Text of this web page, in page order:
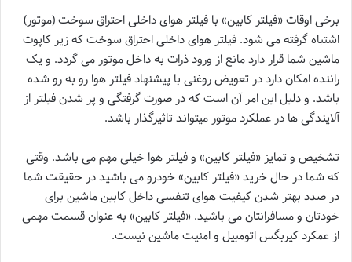
برخی اوقات «فیلتر کابین» با فیلتر هوای داخلی احتراق سوخت (موتور)
اشتباه گرفته می شود. فیلتر هوای داخلی احتراق سوخت که زیر کاپوت
ماشین شما قرار دارد مانع از ورود ذرات به داخل موتور می گردد. و یک
راننده امکان دارد در تعویض روغنی با پیشنهاد فیلتر هوا رو به رو شده
باشد. و دلیل این امر آن است که در صورت گرفتگی و پر شدن فیلتر از
آلایندگی ها در عملکرد موتور میتواند تاثیرگذار باشد.
تشخیص و تمایز «فیلتر کابین» و فیلتر هوا خیلی مهم می باشد. وقتی
که شما در حال خرید «فیلتر کابین» خودرو می باشید در حقیقت شما
در صدد بهتر شدن کیفیت هوای تنفسی داخل کابین ماشین برای
خودتان و مسافرانتان می باشید. «فیلتر کابین» به عنوان قسمت مهمی
از عمکرد کیربگس اتومبیل و امنیت ماشین نیست.